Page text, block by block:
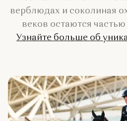
верблюдах и соколиная
веков остаются
Узнайте больше об